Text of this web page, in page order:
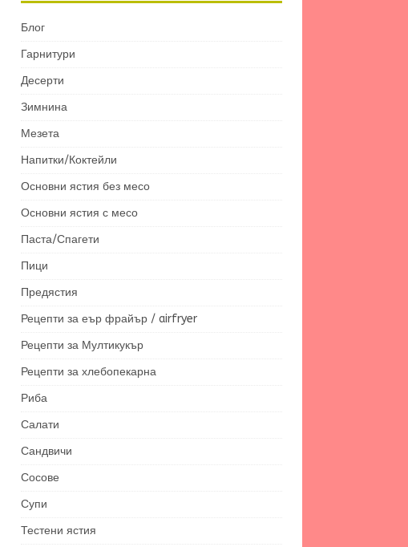
Блог
Гарнитури
Десерти
Зимнина
Мезета
Напитки/Коктейли
Основни ястия без месо
Основни ястия с месо
Паста/Спагети
Пици
Предястия
Рецепти за еър фрайър / airfryer
Рецепти за Мултикукър
Рецепти за хлебопекарна
Риба
Салати
Сандвичи
Сосове
Супи
Тестени ястия